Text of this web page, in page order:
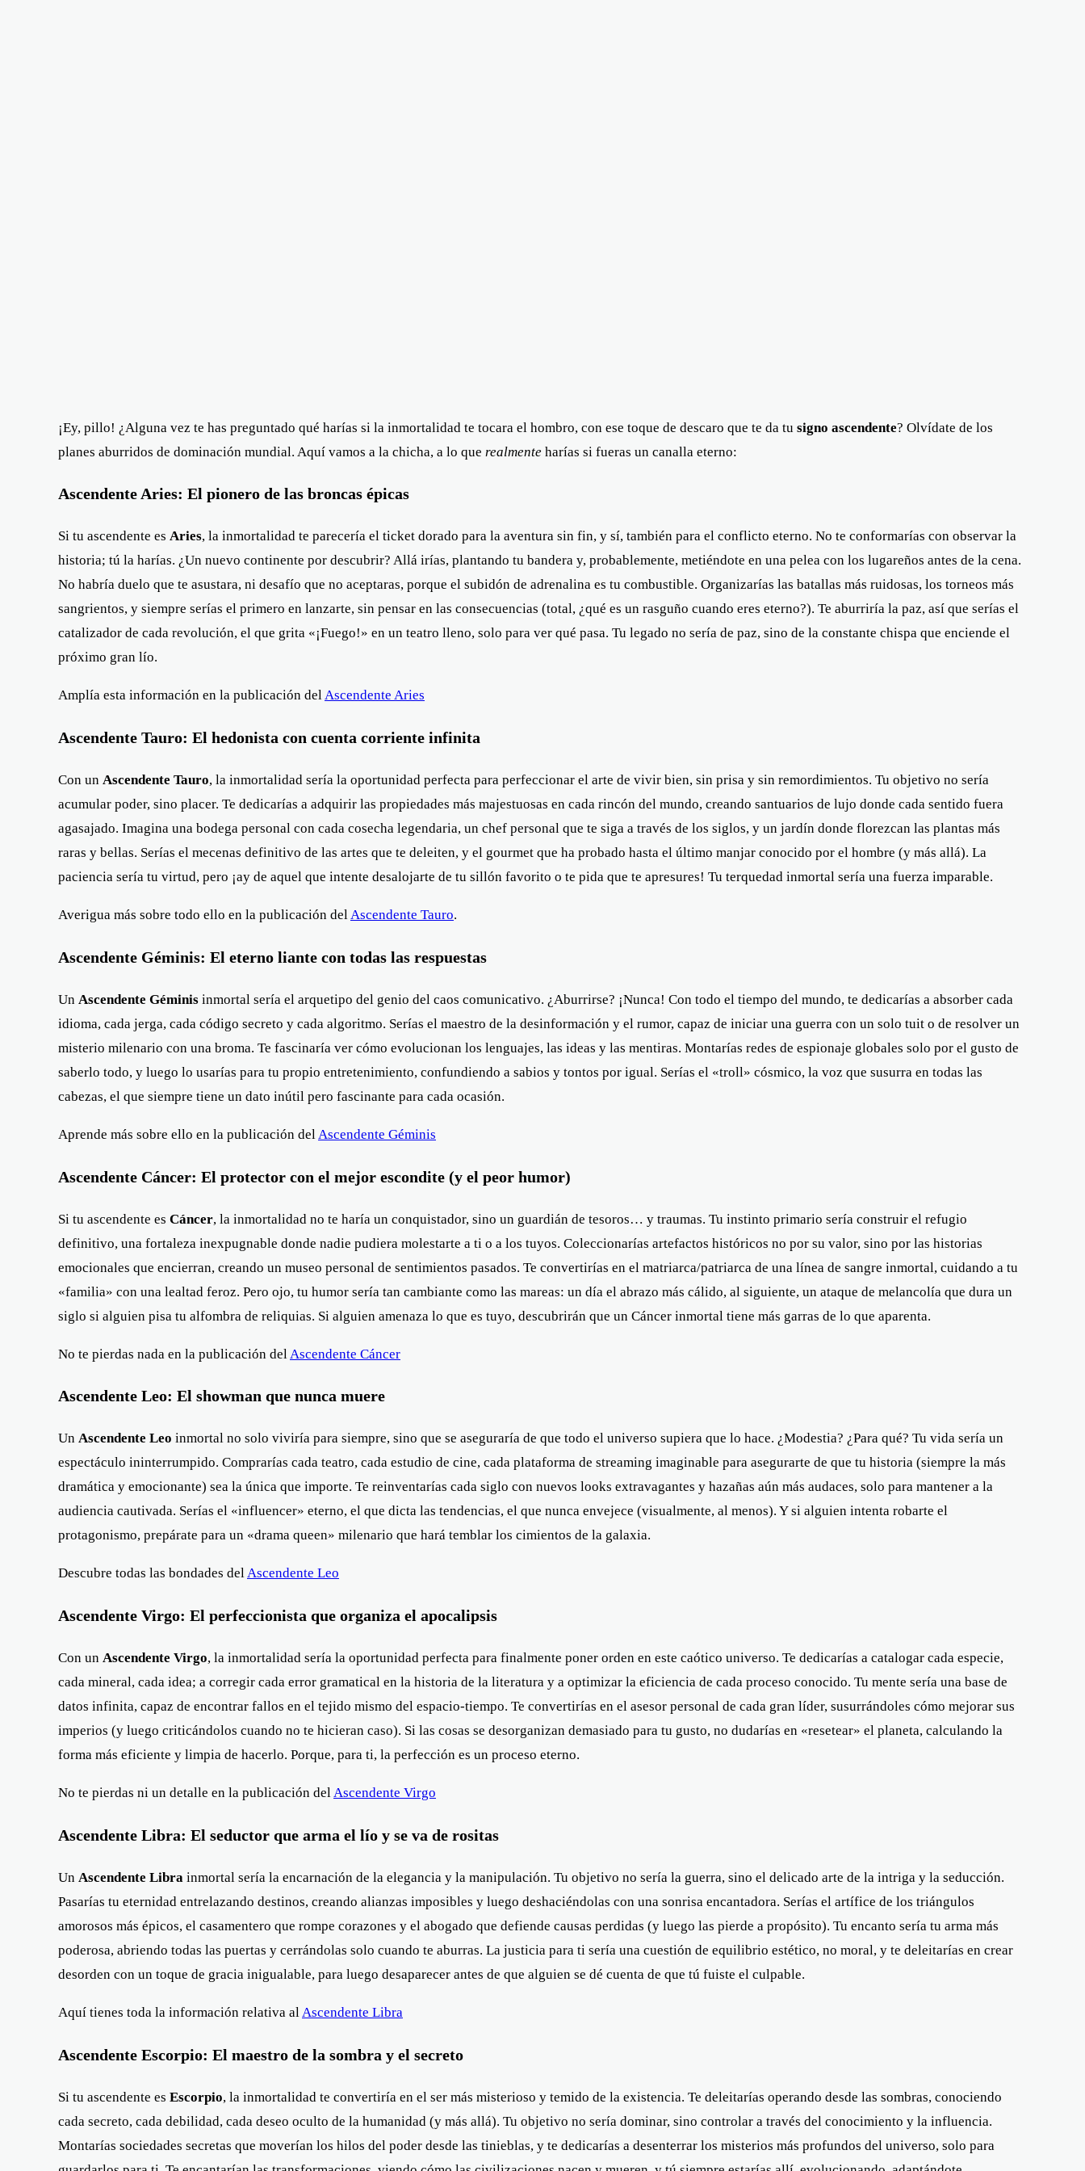
¡Ey, pillo! ¿Alguna vez te has preguntado qué harías si la inmortalidad te tocara el hombro, con ese toque de descaro que te da tu signo ascendente? Olvídate de los
planes aburridos de dominación mundial. Aquí vamos a la chicha, a lo que realmente harías si fueras un canalla eterno:
Ascendente Aries: El pionero de las broncas épicas
Si tu ascendente es Aries, la inmortalidad te parecería el ticket dorado para la aventura sin fin, y sí, también para el conflicto eterno. No te conformarías con observar la
historia; tú la harías. ¿Un nuevo continente por descubrir? Allá irías, plantando tu bandera y, probablemente, metiéndote en una pelea con los lugareños antes de la cena.
No habría duelo que te asustara, ni desafío que no aceptaras, porque el subidón de adrenalina es tu combustible. Organizarías las batallas más ruidosas, los torneos más
sangrientos, y siempre serías el primero en lanzarte, sin pensar en las consecuencias (total, ¿qué es un rasguño cuando eres eterno?). Te aburriría la paz, así que serías el
catalizador de cada revolución, el que grita «¡Fuego!» en un teatro lleno, solo para ver qué pasa. Tu legado no sería de paz, sino de la constante chispa que enciende el
próximo gran lío.
Amplía esta información en la publicación delAscendente Aries
Ascendente Tauro: El hedonista con cuenta corriente infinita
Con un Ascendente Tauro, la inmortalidad sería la oportunidad perfecta para perfeccionar el arte de vivir bien, sin prisa y sin remordimientos. Tu objetivo no sería
acumular poder, sino placer. Te dedicarías a adquirir las propiedades más majestuosas en cada rincón del mundo, creando santuarios de lujo donde cada sentido fuera
agasajado. Imagina una bodega personal con cada cosecha legendaria, un chef personal que te siga a través de los siglos, y un jardín donde florezcan las plantas más
raras y bellas. Serías el mecenas definitivo de las artes que te deleiten, y el gourmet que ha probado hasta el último manjar conocido por el hombre (y más allá). La
paciencia sería tu virtud, pero ¡ay de aquel que intente desalojarte de tu sillón favorito o te pida que te apresures! Tu terquedad inmortal sería una fuerza imparable.
Averigua más sobre todo ello en la publicación delAscendente Tauro.
Ascendente Géminis: El eterno liante con todas las respuestas
Un Ascendente Géminis inmortal sería el arquetipo del genio del caos comunicativo. ¿Aburrirse? ¡Nunca! Con todo el tiempo del mundo, te dedicarías a absorber cada
idioma, cada jerga, cada código secreto y cada algoritmo. Serías el maestro de la desinformación y el rumor, capaz de iniciar una guerra con un solo tuit o de resolver un
misterio milenario con una broma. Te fascinaría ver cómo evolucionan los lenguajes, las ideas y las mentiras. Montarías redes de espionaje globales solo por el gusto de
saberlo todo, y luego lo usarías para tu propio entretenimiento, confundiendo a sabios y tontos por igual. Serías el «troll» cósmico, la voz que susurra en todas las
cabezas, el que siempre tiene un dato inútil pero fascinante para cada ocasión.
Aprende más sobre ello en la publicación delAscendente Géminis
Ascendente Cáncer: El protector con el mejor escondite (y el peor humor)
Si tu ascendente es Cáncer, la inmortalidad no te haría un conquistador, sino un guardián de tesoros… y traumas. Tu instinto primario sería construir el refugio
definitivo, una fortaleza inexpugnable donde nadie pudiera molestarte a ti o a los tuyos. Coleccionarías artefactos históricos no por su valor, sino por las historias
emocionales que encierran, creando un museo personal de sentimientos pasados. Te convertirías en el matriarca/patriarca de una línea de sangre inmortal, cuidando a tu
«familia» con una lealtad feroz. Pero ojo, tu humor sería tan cambiante como las mareas: un día el abrazo más cálido, al siguiente, un ataque de melancolía que dura un
siglo si alguien pisa tu alfombra de reliquias. Si alguien amenaza lo que es tuyo, descubrirán que un Cáncer inmortal tiene más garras de lo que aparenta.
No te pierdas nada en la publicación del Ascendente Cáncer
Ascendente Leo: El showman que nunca muere
Un Ascendente Leo inmortal no solo viviría para siempre, sino que se aseguraría de que todo el universo supiera que lo hace. ¿Modestia? ¿Para qué? Tu vida sería un
espectáculo ininterrumpido. Comprarías cada teatro, cada estudio de cine, cada plataforma de streaming imaginable para asegurarte de que tu historia (siempre la más
dramática y emocionante) sea la única que importe. Te reinventarías cada siglo con nuevos looks extravagantes y hazañas aún más audaces, solo para mantener a la
audiencia cautivada. Serías el «influencer» eterno, el que dicta las tendencias, el que nunca envejece (visualmente, al menos). Y si alguien intenta robarte el
protagonismo, prepárate para un «drama queen» milenario que hará temblar los cimientos de la galaxia.
Descubre todas las bondades delAscendente Leo
Ascendente Virgo: El perfeccionista que organiza el apocalipsis
Con un Ascendente Virgo, la inmortalidad sería la oportunidad perfecta para finalmente poner orden en este caótico universo. Te dedicarías a catalogar cada especie,
cada mineral, cada idea; a corregir cada error gramatical en la historia de la literatura y a optimizar la eficiencia de cada proceso conocido. Tu mente sería una base de
datos infinita, capaz de encontrar fallos en el tejido mismo del espacio-tiempo. Te convertirías en el asesor personal de cada gran líder, susurrándoles cómo mejorar sus
imperios (y luego criticándolos cuando no te hicieran caso). Si las cosas se desorganizan demasiado para tu gusto, no dudarías en «resetear» el planeta, calculando la
forma más eficiente y limpia de hacerlo. Porque, para ti, la perfección es un proceso eterno.
No te pierdas ni un detalle en la publicación delAscendente Virgo
Ascendente Libra: El seductor que arma el lío y se va de rositas
Un Ascendente Libra inmortal sería la encarnación de la elegancia y la manipulación. Tu objetivo no sería la guerra, sino el delicado arte de la intriga y la seducción.
Pasarías tu eternidad entrelazando destinos, creando alianzas imposibles y luego deshaciéndolas con una sonrisa encantadora. Serías el artífice de los triángulos
amorosos más épicos, el casamentero que rompe corazones y el abogado que defiende causas perdidas (y luego las pierde a propósito). Tu encanto sería tu arma más
poderosa, abriendo todas las puertas y cerrándolas solo cuando te aburras. La justicia para ti sería una cuestión de equilibrio estético, no moral, y te deleitarías en crear
desorden con un toque de gracia inigualable, para luego desaparecer antes de que alguien se dé cuenta de que tú fuiste el culpable.
Aquí tienes toda la información relativa alAscendente Libra
Ascendente Escorpio: El maestro de la sombra y el secreto
Si tu ascendente es Escorpio, la inmortalidad te convertiría en el ser más misterioso y temido de la existencia. Te deleitarías operando desde las sombras, conociendo
cada secreto, cada debilidad, cada deseo oculto de la humanidad (y más allá). Tu objetivo no sería dominar, sino controlar a través del conocimiento y la influencia.
Montarías sociedades secretas que moverían los hilos del poder desde las tinieblas, y te dedicarías a desenterrar los misterios más profundos del universo, solo para